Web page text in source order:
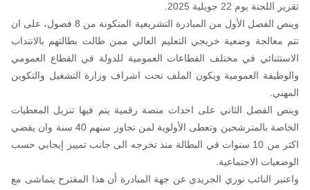
تقرير اللجنة يوم 22 جويلية 2025.
وينص الفصل الأول من المبادرة التشريعية المتكونة من 8 فصول، على ان
تتم معالجة وضعية خريجي التعليم العالي ممن طالت بطالتهم بالانتداب
الاستثنائي في مختلف القطاعات العمومية للدولة في القطاع العمومي
والوظيفة العمومية ويكون الملف تحت اشراف وزارة التشغيل والتكوين
المهني.
وينص الفصل الثاني على احداث منصة رقمية يتم فيها تنزيل المعطيات
الخاصة بالمترشحين وتعطى الأولوية لمن تجاوز سنهم 40 سنة وان يقضي
اكثر من 10 سنوات في البطالة منذ تخرجه الى جانب تمييز إيجابي حسب
الوضعيات الاجتماعية.
واعتبر النائب نوري الجريدي عن جهة المبادرة أن هذا المقترح يتماشى مع